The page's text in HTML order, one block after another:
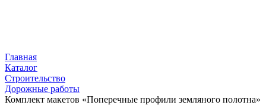
Главная
Каталог
Строительство
Дорожные работы
Комплект макетов «Поперечные профили земляного полотна»